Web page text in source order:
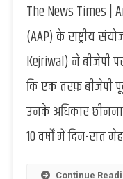
में
हुई
और
The News Times |
(AAP) के राष्ट्रीय
Kejriwal) ने बीजेपी
कि एक तरफ़ बीजेपी
उनके अधिकार
10 वर्षों में दिन-
Continue